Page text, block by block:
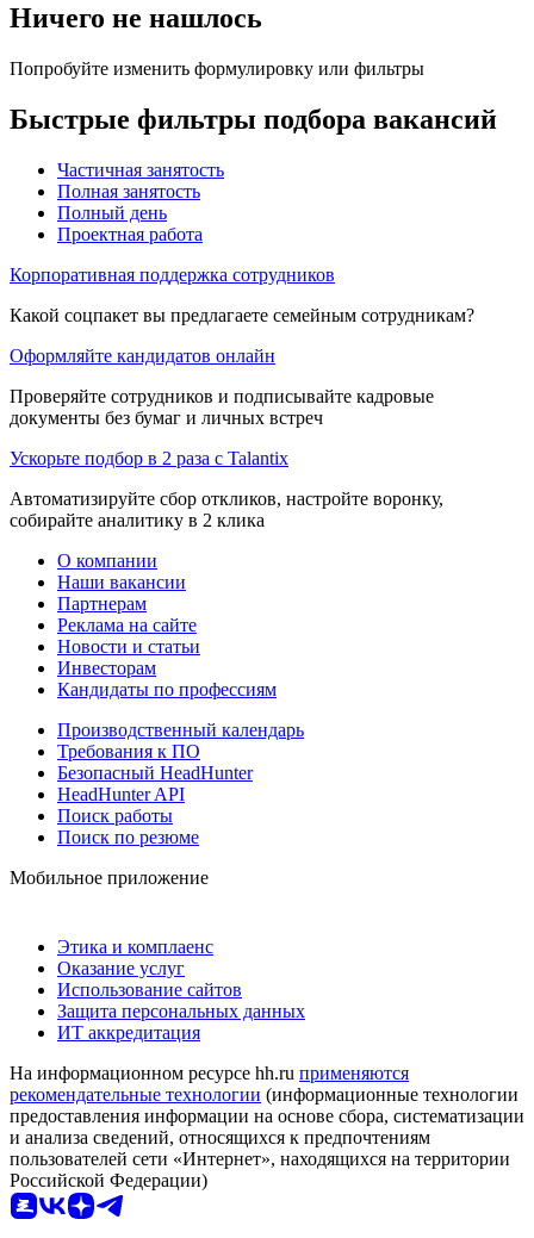
Ничего не нашлось
Попробуйте изменить формулировку или фильтры
Быстрые фильтры подбора вакансий
Частичная занятость
Полная занятость
Полный день
Проектная работа
Корпоративная поддержка сотрудников
Какой соцпакет вы предлагаете семейным сотрудникам?
Оформляйте кандидатов онлайн
Проверяйте сотрудников и подписывайте кадровые
документы без бумаг и личных встреч
Ускорьте подбор в 2 раза с Talantix
Автоматизируйте сбор откликов, настройте воронку,
собирайте аналитику в 2 клика
О компании
Наши вакансии
Партнерам
Реклама на сайте
Новости и статьи
Инвесторам
Кандидаты по профессиям
Производственный календарь
Требования к ПО
Безопасный HeadHunter
HeadHunter API
Поиск работы
Поиск по резюме
Мобильное приложение
Этика и комплаенс
Оказание услуг
Использование сайтов
Защита персональных данных
ИТ аккредитация
На информационном ресурсе hh.ru применяются
рекомендательные технологии (информационные технологии
предоставления информации на основе сбора, систематизации
и анализа сведений, относящихся к предпочтениям
пользователей сети «Интернет», находящихся на территории
Российской Федерации)